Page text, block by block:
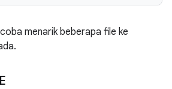
menarik beberapa file ke